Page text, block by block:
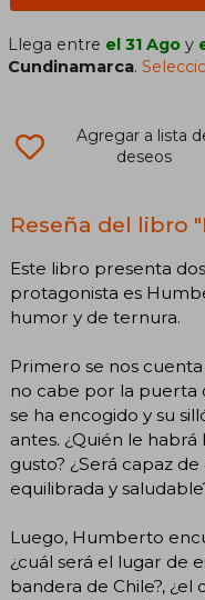
Llega entre el 31 Ago y
Cundinamarca.
Agregar a lista
deseos
Reseña del libro
Este libro presenta
protagonista es
humor y de ternura.
Primero se nos
no cabe por la puerta
se ha encogido y su
antes. ¿Quién le
gusto? ¿Será capaz
equilibrada y
Luego, Humberto
¿cuál será el lugar de
bandera de Chile?,